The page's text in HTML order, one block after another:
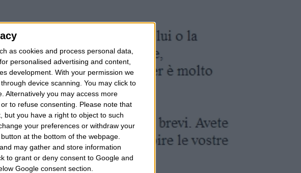
as cookies and process personal data,
personalised advertising and content,
development. With your permission we
device scanning. You may click to
Alternatively you may access more
to refuse consenting.
Please note that
you have a right to object to such
your preferences or withdraw your
at the bottom of the webpage.
may gather and store information
to grant or deny consent to Google and
Google consent section.